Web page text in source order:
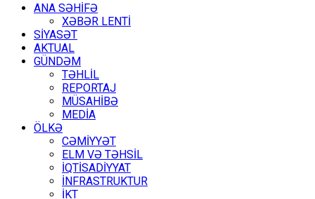
PrimaryANA SƏHİFƏ
XƏBƏR LENTİ
SİYASƏT
AKTUAL
GÜNDƏM
TƏHLİL
REPORTAJ
MÜSAHİBƏ
MEDİA
ÖLKƏ
CƏMİYYƏT
ELM VƏ TƏHSİL
İQTİSADİYYAT
İNFRASTRUKTUR
İKT